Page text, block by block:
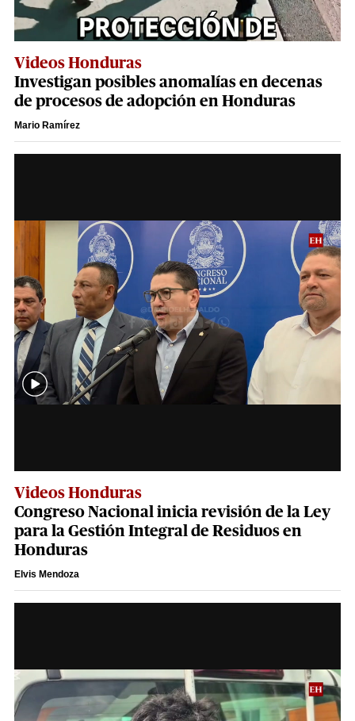
Videos Honduras
Investigan posibles anomalías en decenas
de procesos de adopción en Honduras
Mario Ramírez
Videos Honduras
Congreso Nacional inicia revisión de la Ley
para la Gestión Integral de Residuos en
Honduras
Elvis Mendoza